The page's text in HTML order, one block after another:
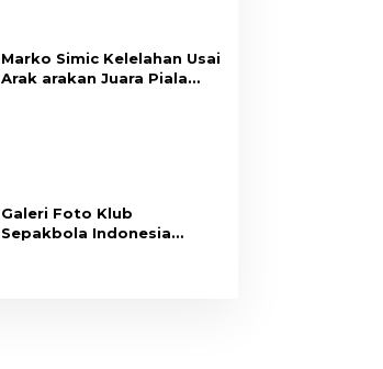
Marko Simic Kelelahan Usai
Arak arakan Juara Piala
Galeri Foto Klub
Sepakbola Indonesia